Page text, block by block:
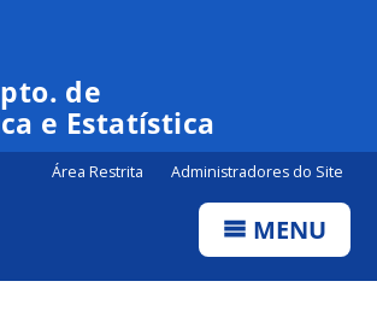
de
e Estatística
Área Restrita Administradores do Site
MENU